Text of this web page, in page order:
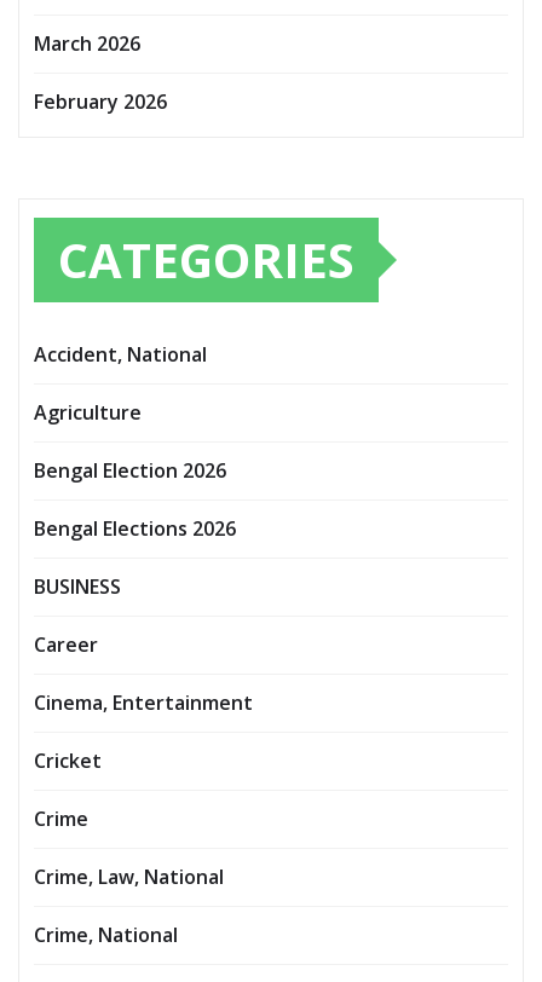
March 2026
February 2026
CATEGORIES
Accident, National
Agriculture
Bengal Election 2026
Bengal Elections 2026
BUSINESS
Career
Cinema, Entertainment
Cricket
Crime
Crime, Law, National
Crime, National